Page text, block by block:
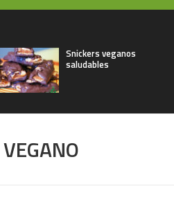
Snickers veganos
saludables